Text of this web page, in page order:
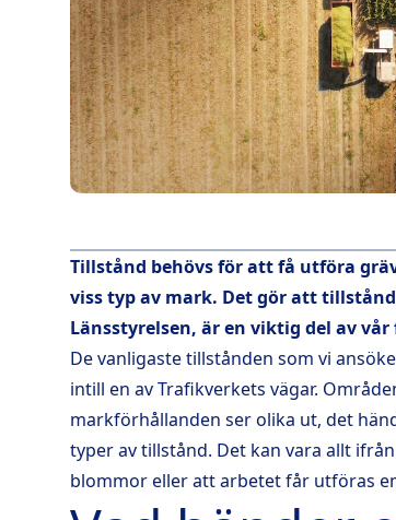
Tillstånd behövs för att få utföra
viss typ av mark. Det gör att
Länsstyrelsen, är en viktig del av
De vanligaste tillstånden som vi
intill en av Trafikverkets vägar.
markförhållanden ser olika ut, det
typer av tillstånd. Det kan vara allt
blommor eller att arbetet får utföras